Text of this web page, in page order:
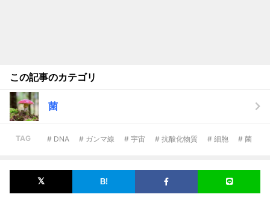
この記事のカテゴリ
菌
TAG # DNA # ガンマ線 # 宇宙 # 抗酸化物質 # 細胞 # 菌